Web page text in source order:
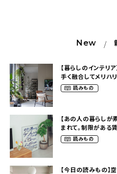
New
【暮らしのインテリ
手く融合してメリハ
らす（ki_no_ieさん）
読みもの
【あの人の暮らしが
まれて。制限がある
狭くても好きな暮ら
読みもの
【今日の読みもの】